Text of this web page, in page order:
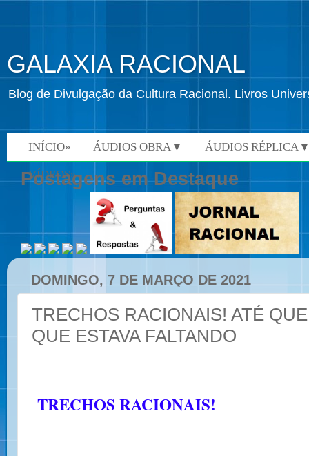
GALAXIA RACIONAL
Blog de Divulgação da Cultura Racional. Livros
INÍCIO» ÁUDIOS OBRA▼ ÁUDIOS
VÍDEOS»
Postagens em Destaque
DOMINGO, 7 DE MARÇO DE 2021
TRECHOS RACIONAIS! ATÉ
QUE ESTAVA FALTANDO
TRECHOS RACIONAIS!